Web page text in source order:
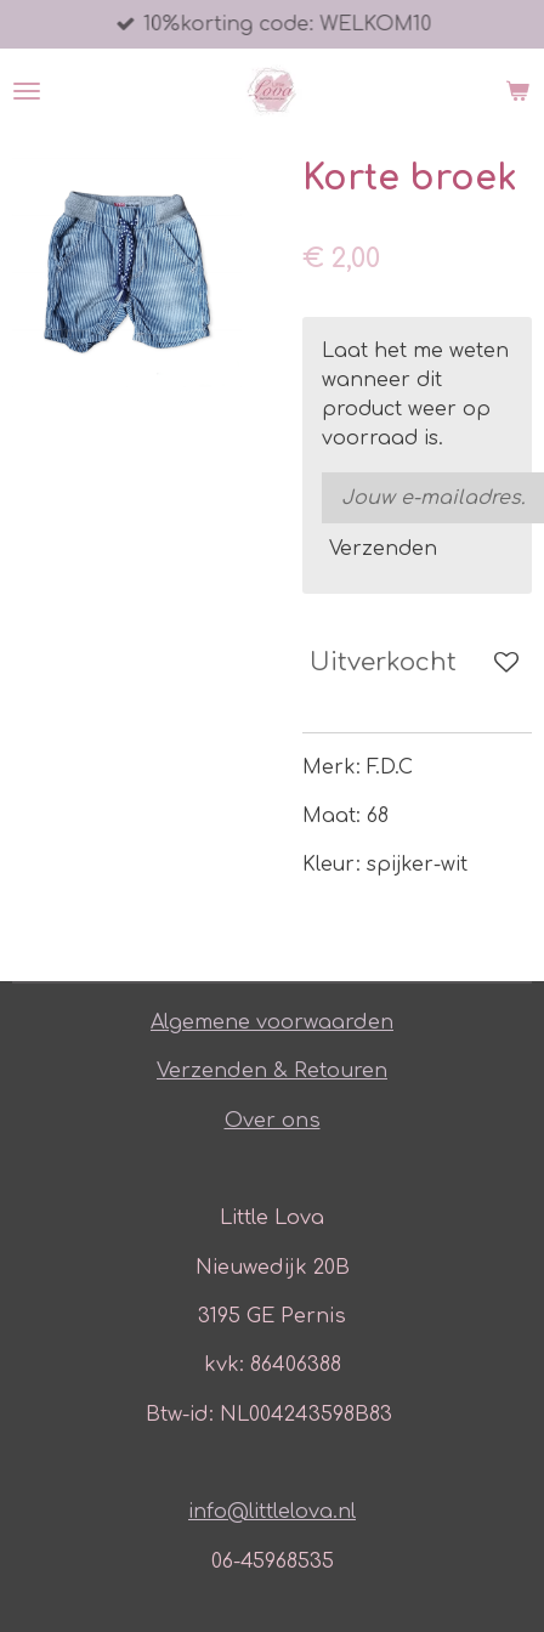
direct
naar
10%korting code: WELKOM10
Korte broek
€ 2,00
Laat het me weten
wanneer dit
product weer op
voorraad is.
Verzenden
Uitverkocht
Merk: F.D.C
Maat: 68
Kleur: spijker-wit
Algemene voorwaarden
Verzenden & Retouren
Over ons
Little Lova
Nieuwedijk 20B
3195 GE Pernis
kvk: 86406388
Btw-id: NL004243598B83
info@littlelova.nl
06-45968535